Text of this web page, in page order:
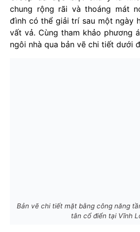
chung rộng rãi và thoáng mát
đình có thể giải trí sau một ngày
vất vả. Cùng tham khảo phương
ngôi nhà qua bản vẽ chi tiết dưới
Bản vẽ chi tiết mặt bằng công năng
tân cổ điển tại Vĩnh